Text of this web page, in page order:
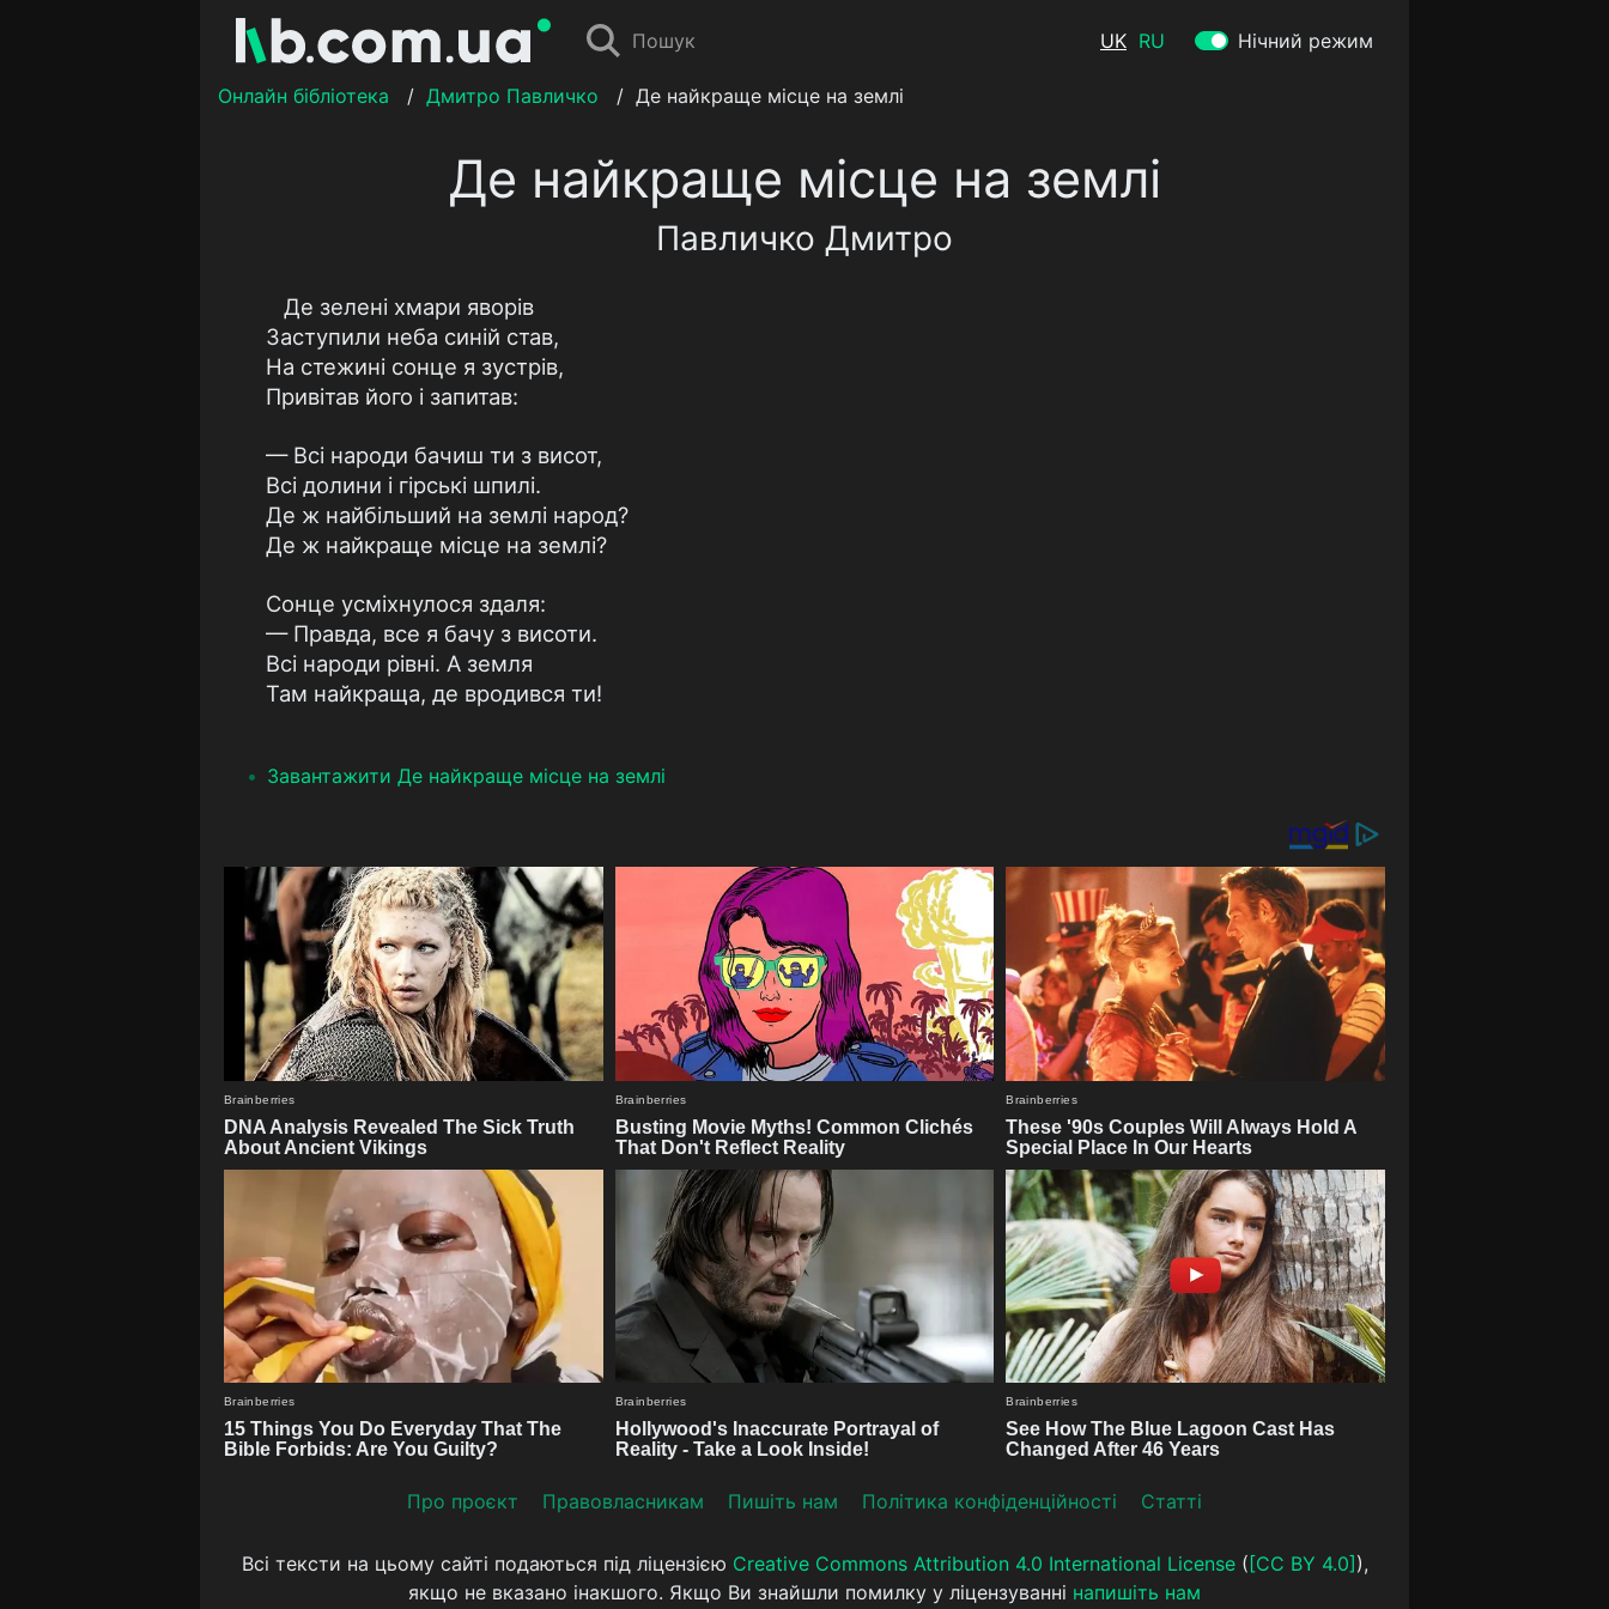
Пошук UK RU Нічний режим
Онлайн бібліотека / Дмитро Павличко / Де найкраще місце на землі
Де найкраще місце на землі
Павличко Дмитро
Де зелені хмари яворів
Заступили неба синій став,
На стежині сонце я зустрів,
Привітав його і запитав:
— Всі народи бачиш ти з висот,
Всі долини і гірські шпилі.
Де ж найбільший на землі народ?
Де ж найкраще місце на землі?
Сонце усміхнулося здаля:
— Правда, все я бачу з висоти.
Всі народи рівні. А земля
Там найкраща, де вродився ти!
Завантажити Де найкраще місце на землі
Про проєкт Прaвoвлaсникaм Пишіть нам Політика конфіденційності Статті
Всі тексти на цьому сайті подаються під ліцензією Creative Commons Attribution 4.0 International License( [CC BY 4.0] ),
якщо не вказано інакшого. Якщо Ви знайшли помилку у ліцензуванні напишіть нам